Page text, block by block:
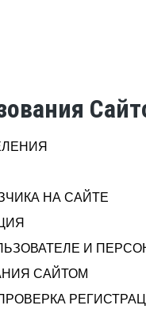
НА САЙТЕ
И
САЙТОМ